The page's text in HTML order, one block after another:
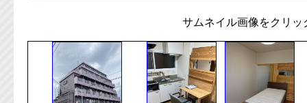
サムネイル画像をクリ